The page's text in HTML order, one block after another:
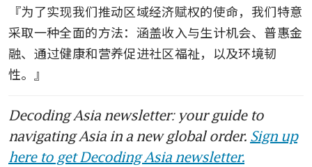
『为了实现我们推动区域经济赋权的使命，我们特意
采取一种全面的方法：涵盖收入与生计机会、普惠金
融、通过健康和营养促进社区福祉，以及环境韧
性。』
Decoding Asia newsletter: your guide to
navigating Asia in a new global order. Sign up
here to get Decoding Asia newsletter.